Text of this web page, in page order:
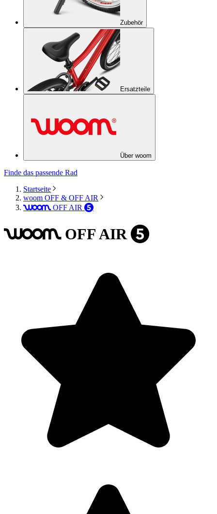
Zubehör
Ersatzteile
Über woom
Finde das passende Rad
Startseite
woom OFF & OFF AIR
woom OFF AIR 5
woom OFFAIR 5